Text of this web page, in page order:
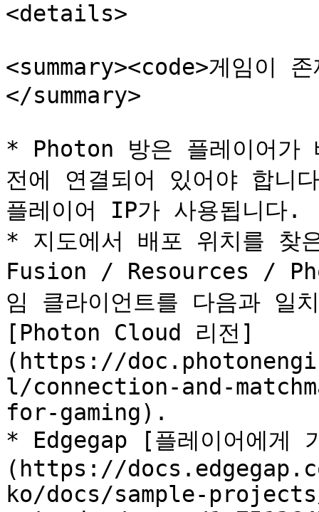
<details>
<summary><code>게임이
</summary>
* Photon 방은 플레이어가
전에 연결되어 있어야 합니
플레이어 IP가 사용됩니다.
* 지도에서 배포 위치를
Fusion / Resources /
임 클라이언트를 다음과 일
[Photon Cloud 리전]
(https://
l/connection-and-
for-gaming).
* Edgegap [플레이어에게
(https://
ko/docs/sample-